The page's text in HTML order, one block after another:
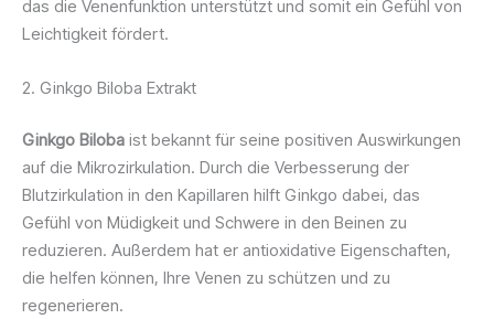
das die Venenfunktion unterstützt und somit ein Gefühl von
Leichtigkeit fördert.
2. Ginkgo Biloba Extrakt
Ginkgo Biloba ist bekannt für seine positiven Auswirkungen
auf die Mikrozirkulation. Durch die Verbesserung der
Blutzirkulation in den Kapillaren hilft Ginkgo dabei, das
Gefühl von Müdigkeit und Schwere in den Beinen zu
reduzieren. Außerdem hat er antioxidative Eigenschaften,
die helfen können, Ihre Venen zu schützen und zu
regenerieren.